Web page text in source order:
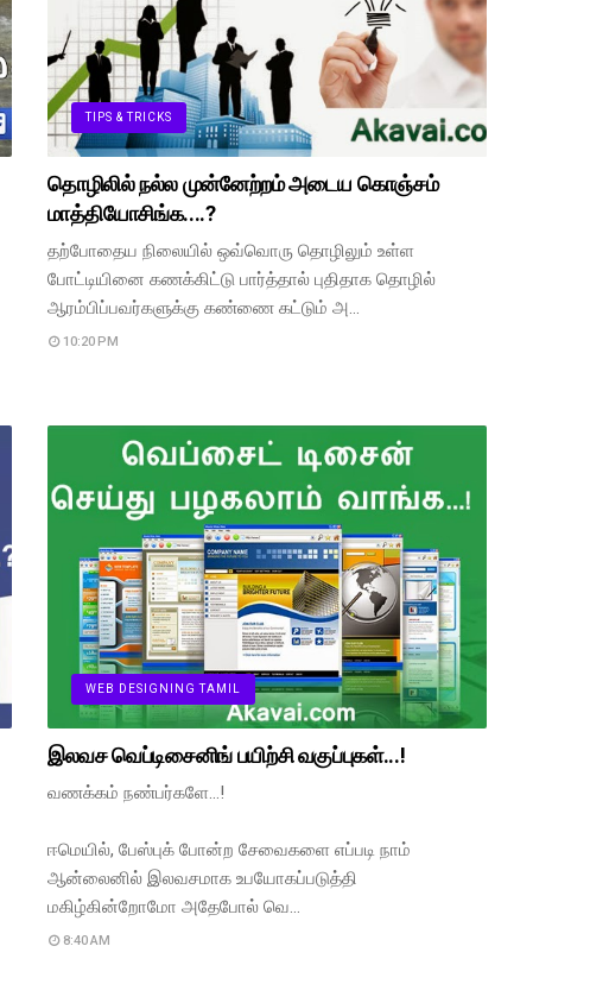
TIPS & TRICKS
தொழிலில் நல்ல முன்னேற்றம் அடைய கொஞ்சம்
மாத்தியோசிங்க....?
தற்போதைய நிலையில் ஒவ்வொரு தொழிலும் உள்ள
போட்டியினை கணக்கிட்டு பார்த்தால் புதிதாக தொழில்
ஆரம்பிப்பவர்களுக்கு கண்ணை கட்டும் அ…
10:20 PM
WEB DESIGNING TAMIL
இலவச வெப்டிசைனிங் பயிற்சி வகுப்புகள்...!
வணக்கம் நண்பர்களே...!
ஈமெயில், பேஸ்புக் போன்ற சேவைகளை எப்படி நாம்
ஆன்லைனில் இலவசமாக உபயோகப்படுத்தி
மகிழ்கின்றோமோ அதேபோல் வெ…
8:40 AM